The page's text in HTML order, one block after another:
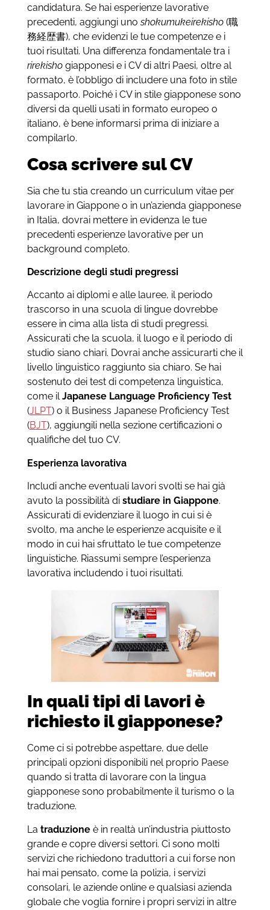
candidatura. Se hai esperienze lavorative
precedenti, aggiungi unoshokumukeirekisho(職
務経歴書), che evidenzi le tue competenze e i
tuoi risultati. Una differenza fondamentale tra i
rirekishogiapponesi e i CV di altri Paesi, oltre al
formato, è l’obbligo di includere una foto in stile
passaporto. Poiché i CV in stile giapponese sono
diversi da quelli usati in formato europeo o
italiano, è bene informarsi prima di iniziare a
compilarlo.
Cosa scrivere sul CV
Sia che tu stia creando un curriculum vitae per
lavorare in Giappone o in un’azienda giapponese
in Italia, dovrai mettere in evidenza le tue
precedenti esperienze lavorative per un
background completo.
Descrizione degli studi pregressi
Accanto ai diplomi e alle lauree, il periodo
trascorso in una scuola di lingue dovrebbe
essere in cima alla lista di studi pregressi.
Assicurati che la scuola, il luogo e il periodo di
studio siano chiari. Dovrai anche assicurarti che il
livello linguistico raggiunto sia chiaro. Se hai
sostenuto dei test di competenza linguistica,
come ilJapanese Language Proficiency Test
(JLPT) o il Business Japanese Proficiency Test
(BJT), aggiungili nella sezione certificazioni o
qualifiche del tuo CV.
Esperienza lavorativa
Includi anche eventuali lavori svolti se hai già
avuto la possibilità di studiare in Giappone.
Assicurati di evidenziare il luogo in cui si è
svolto, ma anche le esperienze acquisite e il
modo in cui hai sfruttato le tue competenze
linguistiche. Riassumi sempre l’esperienza
lavorativa includendo i tuoi risultati.
In quali tipi di lavori è
richiesto il giapponese?
Come ci si potrebbe aspettare, due delle
principali opzioni disponibili nel proprio Paese
quando si tratta di lavorare con la lingua
giapponese sono probabilmente il turismo o la
traduzione.
La traduzioneè in realtà un’industria piuttosto
grande e copre diversi settori. Ci sono molti
servizi che richiedono traduttori a cui forse non
hai mai pensato, come la polizia, i servizi
consolari, le aziende online e qualsiasi azienda
globale che voglia fornire i propri servizi in altre